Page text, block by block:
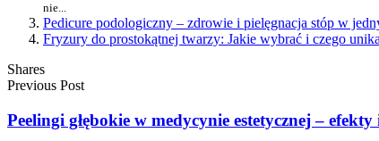
nie...
Pedicure podologiczny – zdrowie i pielęgnacja stóp w
Fryzury do prostokątnej twarzy: Jakie wybrać i czego
Shares
Previous Post
Peelingi głębokie w medycynie estetycznej – efekty